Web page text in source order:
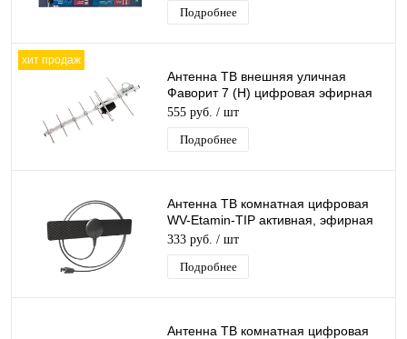
Подробнее
хит продаж
Антенна ТВ внешняя уличная
Фаворит 7 (Н) цифровая эфирная
для DVB-T2 телевидения наружная
555 руб. / шт
Подробнее
Антенна ТВ комнатная цифровая
WV-Etamin-TIP активная, эфирная
для DVB-T2 телевидения
333 руб. / шт
Подробнее
Антенна ТВ комнатная цифровая